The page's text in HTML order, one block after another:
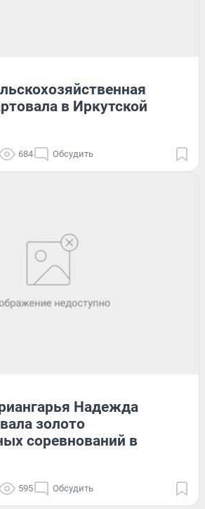
в Иркутской
684 Обсудить
Надежда
золото
соревнований в
595 Обсудить